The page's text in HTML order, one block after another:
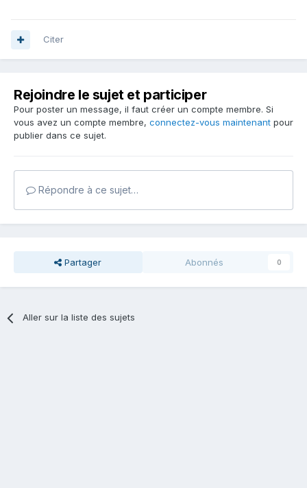
Citer
Rejoindre le sujet et participer
Pour poster un message, il faut créer un compte membre. Si
vous avez un compte membre, connectez-vous maintenant pour
publier dans ce sujet.
Répondre à ce sujet…
Partager Abonnés 0
Aller sur la liste des sujets